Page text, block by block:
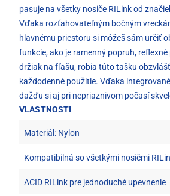
pasuje na všetky nosiče RILink od
Vďaka rozťahovateľným bočným
hlavnému priestoru si môžeš sám určiť
funkcie, ako je ramenný popruh,
držiak na fľašu, robia túto tašku
každodenné použitie. Vďaka
dažďu si aj pri nepriaznivom počasí
VLASTNOSTI
Materiál: Nylon
Kompatibilná so všetkými nosičmi
ACID RILink pre jednoduché upevnenie